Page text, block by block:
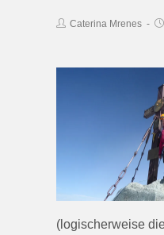
Caterina Mrenes
(logischerweise